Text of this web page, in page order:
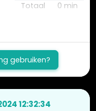
Totaal
0 min
gebruiken?
12:32:34